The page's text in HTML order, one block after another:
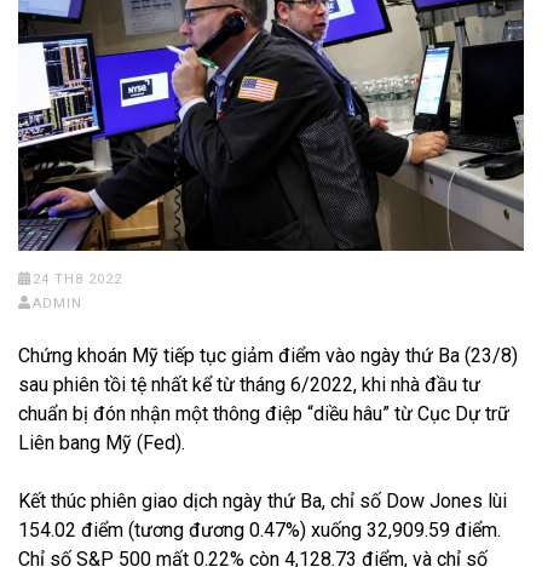
24 TH8 2022
ADMIN
Chứng khoán Mỹ tiếp tục giảm điểm vào ngày thứ Ba (23/8)
sau phiên tồi tệ nhất kể từ tháng 6/2022, khi nhà đầu tư
chuẩn bị đón nhận một thông điệp “diều hâu” từ Cục Dự trữ
Liên bang Mỹ (Fed).
Kết thúc phiên giao dịch ngày thứ Ba, chỉ số Dow Jones lùi
154.02 điểm (tương đương 0.47%) xuống 32,909.59 điểm.
Chỉ số S&P 500 mất 0.22% còn 4,128.73 điểm, và chỉ số